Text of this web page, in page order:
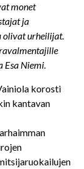
monet
ja
olivat urheilijat.
Esa Niemi.
korosti
kantavan